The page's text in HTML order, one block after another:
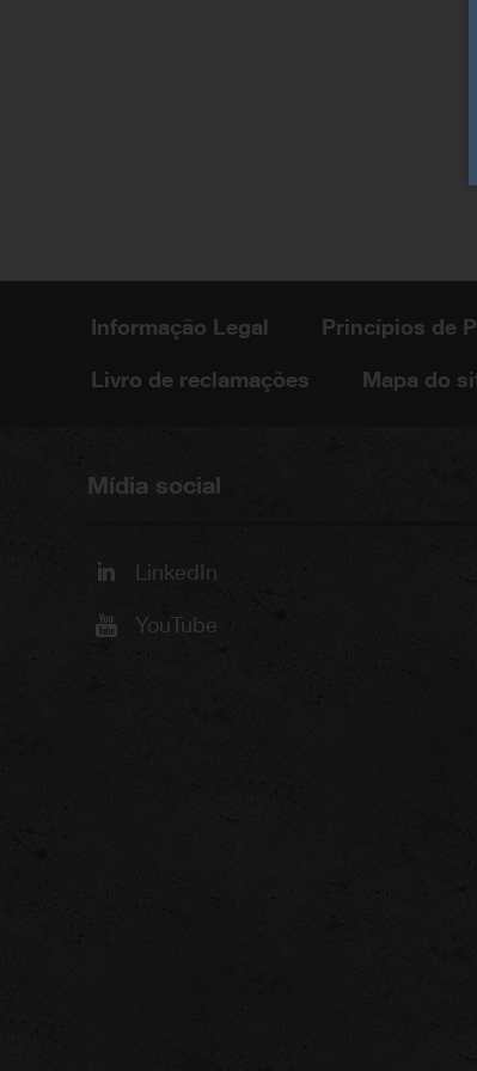
Informação Legal Princípios de
Livro de reclamações Mapa do
Mídia social
LinkedIn
YouTube